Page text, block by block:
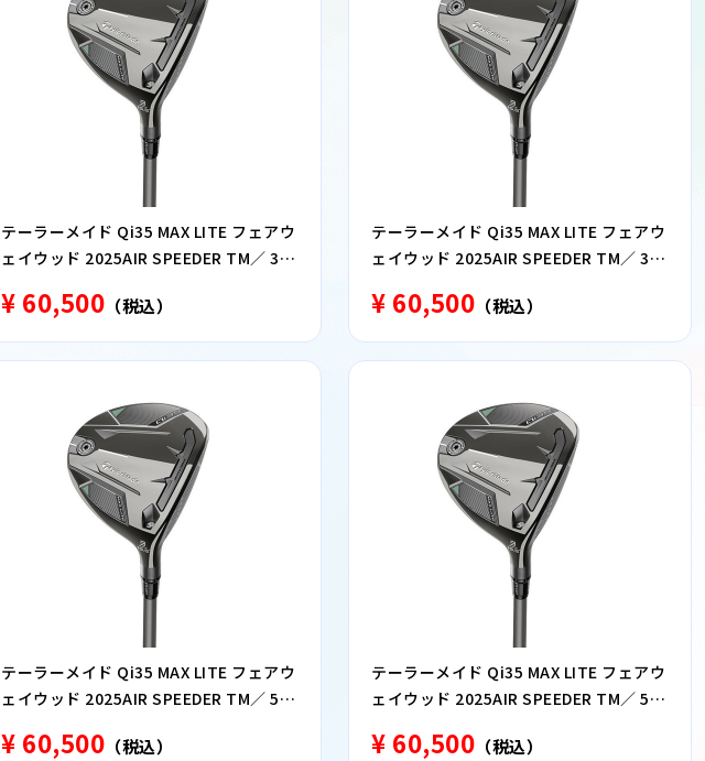
テーラーメイド Qi35 MAX LITE フェアウ
ェイウッド 2025AIR SPEEDER TM／ 3番
¥ 60,500 （税込）
テーラーメイド Qi35 MAX LITE フェアウ
ェイウッド 2025AIR SPEEDER TM／ 3番
¥ 60,500 （税込）
テーラーメイド Qi35 MAX LITE フェアウ
ェイウッド 2025AIR SPEEDER TM／ 5番
¥ 60,500 （税込）
テーラーメイド Qi35 MAX LITE フェアウ
ェイウッド 2025AIR SPEEDER TM／ 5番
¥ 60,500 （税込）